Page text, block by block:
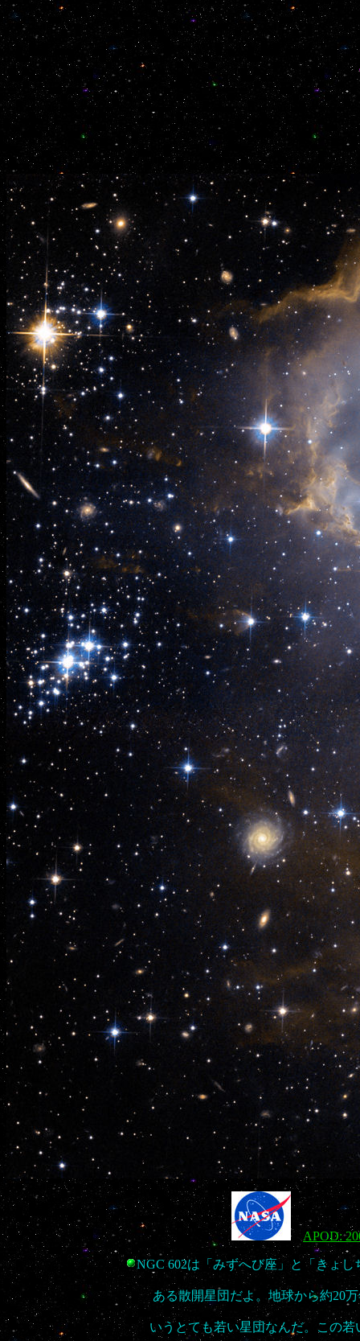
APOD:
NGC 602は「みずへび座」と「きょ
ある散開星団だよ。地球から約20
いうとても若い星団なんだ。この